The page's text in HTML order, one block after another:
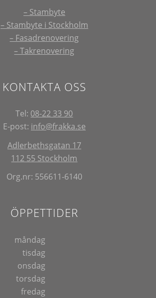
– Stambyte
– Stambyte i Stockholm
– Fasadrenovering
– Takrenovering
KONTAKTA OSS
Tel: 08-22 33 90
E-post: info@frakka.se
Adlerbethsgatan 17
112 55 Stockholm
Org.nr: 556611-6140
ÖPPETTIDER
måndag
tisdag
onsdag
torsdag
fredag